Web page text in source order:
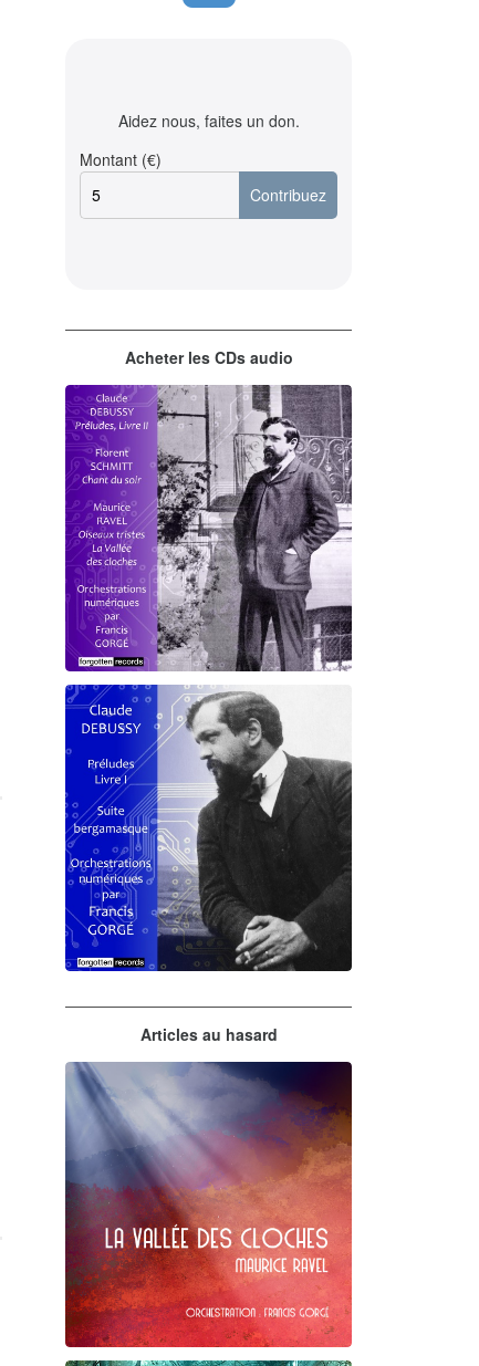
Aidez nous, faites un don.
Montant (€)
Acheter les CDs audio
Debussy - Schmitt - Ravel
orchestrations numériques par
Francis Gorgé
Claude Debussy
Francis Gorgé
Articles au hasard